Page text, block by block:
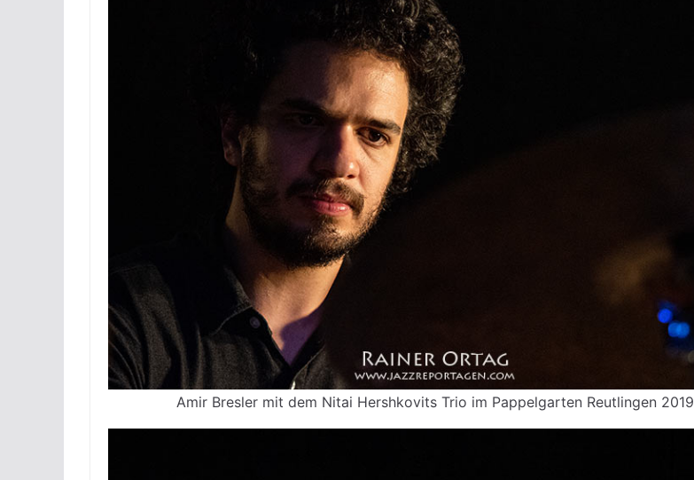
Amir Bresler mit dem Nitai Hershkovits Trio im Pappelgarten Reutlingen 2019